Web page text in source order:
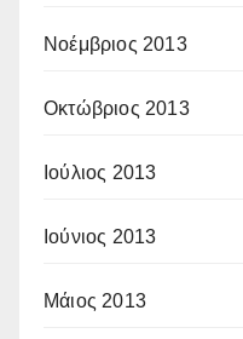
Νοέμβριος 2013
Οκτώβριος 2013
Ιούλιος 2013
Ιούνιος 2013
Μάιος 2013